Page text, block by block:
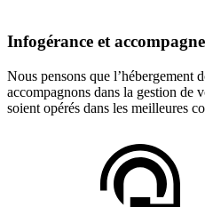
Infogérance et
Nous pensons que l’hébergement
accompagnons dans la gestion de
soient opérés dans les meilleures